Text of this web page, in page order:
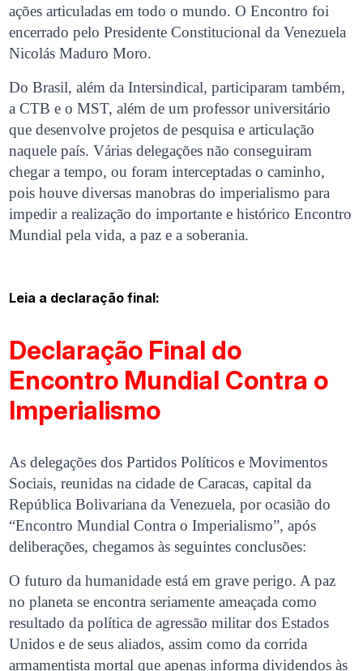
ações articuladas em todo o mundo. O Encontro foi
encerrado pelo Presidente Constitucional da Venezuela
Nicolás Maduro Moro.
Do Brasil, além da Intersindical, participaram também,
a CTB e o MST, além de um professor universitário
que desenvolve projetos de pesquisa e articulação
naquele país. Várias delegações não conseguiram
chegar a tempo, ou foram interceptadas o caminho,
pois houve diversas manobras do imperialismo para
impedir a realização do importante e histórico Encontro
Mundial pela vida, a paz e a soberania.
Leia a declaração final:
Declaração Final do
Encontro Mundial Contra o
Imperialismo
As delegações dos Partidos Políticos e Movimentos
Sociais, reunidas na cidade de Caracas, capital da
República Bolivariana da Venezuela, por ocasião do
“Encontro Mundial Contra o Imperialismo”, após
deliberações, chegamos às seguintes conclusões:
O futuro da humanidade está em grave perigo. A paz
no planeta se encontra seriamente ameaçada como
resultado da política de agressão militar dos Estados
Unidos e de seus aliados, assim como da corrida
armamentista mortal que apenas informa dividendos às